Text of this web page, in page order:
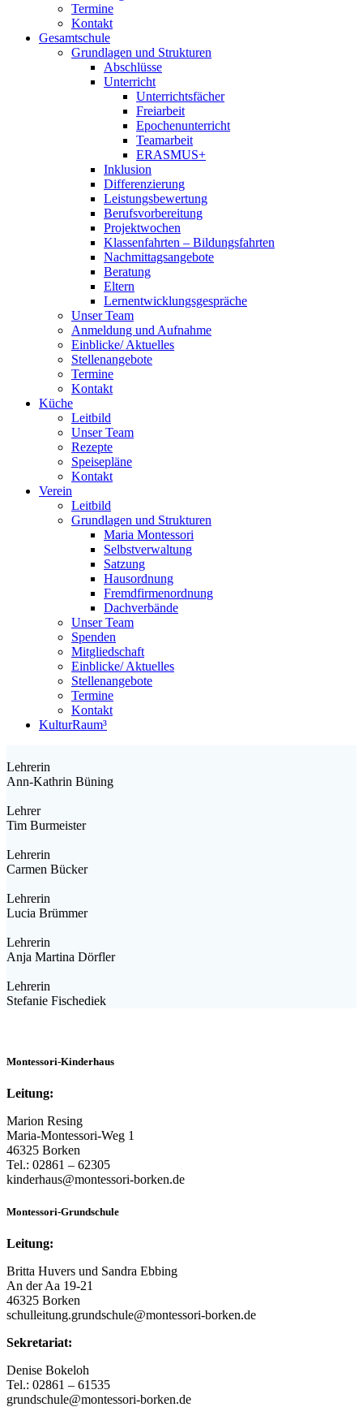
Termine
Kontakt
Gesamtschule
Grundlagen und Strukturen
Abschlüsse
Unterricht
Unterrichtsfächer
Freiarbeit
Epochenunterricht
Teamarbeit
ERASMUS+
Inklusion
Differenzierung
Leistungsbewertung
Berufsvorbereitung
Projektwochen
Klassenfahrten – Bildungsfahrten
Nachmittagsangebote
Beratung
Eltern
Lernentwicklungsgespräche
Unser Team
Anmeldung und Aufnahme
Einblicke/ Aktuelles
Stellenangebote
Termine
Kontakt
Küche
Leitbild
Unser Team
Rezepte
Speisepläne
Kontakt
Verein
Leitbild
Grundlagen und Strukturen
Maria Montessori
Selbstverwaltung
Satzung
Hausordnung
Fremdfirmenordnung
Dachverbände
Unser Team
Spenden
Mitgliedschaft
Einblicke/ Aktuelles
Stellenangebote
Termine
Kontakt
KulturRaum³
Lehrerin
Ann-Kathrin Büning
Lehrer
Tim Burmeister
Lehrerin
Carmen Bücker
Lehrerin
Lucia Brümmer
Lehrerin
Anja Martina Dörfler
Lehrerin
Stefanie Fischediek
Montessori-Kinderhaus
Leitung:
Marion Resing
Maria-Montessori-Weg 1
46325 Borken
Tel.: 02861 – 62305
kinderhaus@montessori-borken.de
Montessori-Grundschule
Leitung:
Britta Huvers und Sandra Ebbing
An der Aa 19-21
46325 Borken
schulleitung.grundschule@montessori-borken.de
Sekretariat:
Denise Bokeloh
Tel.: 02861 – 61535
grundschule@montessori-borken.de